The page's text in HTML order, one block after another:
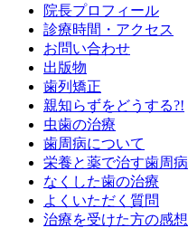
院長プロフィール
診療時間・アクセス
お問い合わせ
出版物
歯列矯正
親知らずをどうする?!
虫歯の治療
歯周病について
栄養と薬で治す歯周病
なくした歯の治療
よくいただく質問
治療を受けた方の感想